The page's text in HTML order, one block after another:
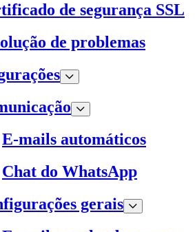
de segurança SSL
de problemas
E-mails automáticos
Chat do WhatsApp
gerais